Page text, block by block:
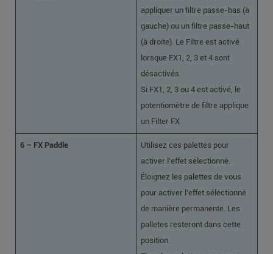
appliquer un filtre passe-bas (à
gauche) ou un filtre passe-haut
(à droite). Le Filtre est activé
lorsque FX1, 2, 3 et 4 sont
désactivés.
Si FX1, 2, 3 ou 4 est activé, le
potentiomètre de filtre applique
un Filter FX
6 – FX Paddle
Utilisez ces palettes pour
activer l’effet sélectionné.
Éloignez les palettes de vous
pour activer l’effet sélectionné
de manière permanente. Les
palletes resteront dans cette
position.